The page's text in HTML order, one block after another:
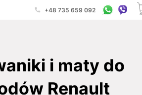
+48 735 659 092
i maty do
Renault